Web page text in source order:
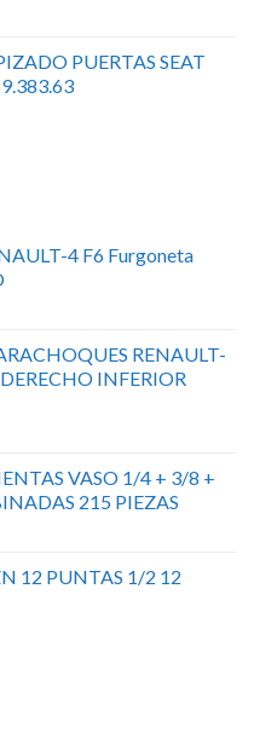
PUERTAS SEAT
4 F6 Furgoneta
RENAULT-
INFERIOR
VASO 1/4 + 3/8 +
215 PIEZAS
12 PUNTAS 1/2 12